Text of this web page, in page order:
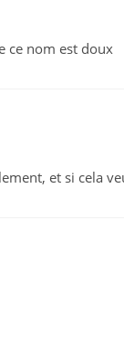
ce nom est doux
et si cela